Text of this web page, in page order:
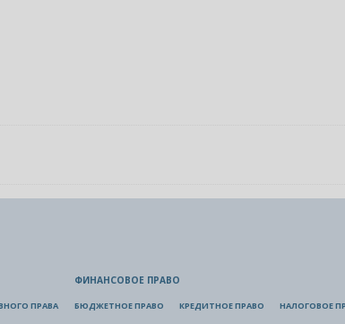
ПРАВА
ФИНАНСОВОЕ ПРАВО
БЮДЖЕТНОЕ ПРАВО КРЕДИТНОЕ ПРАВО НАЛОГОВОЕ